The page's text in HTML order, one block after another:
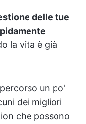
delle tue
la vita è già
un po'
dei migliori
che possono